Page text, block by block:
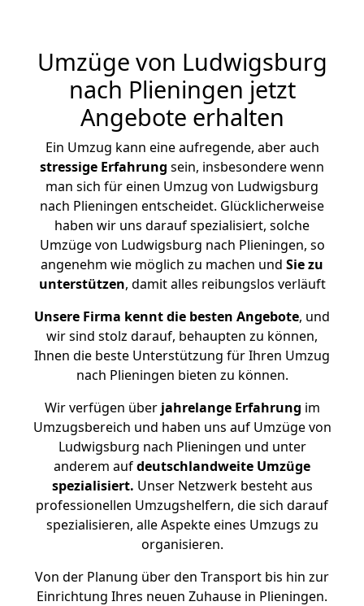
Umzüge von Ludwigsburg
nach Plieningen jetzt
Angebote erhalten
Ein Umzug kann eine aufregende, aber auch
stressige Erfahrung sein, insbesondere wenn
man sich für einen Umzug von Ludwigsburg
nach Plieningen entscheidet. Glücklicherweise
haben wir uns darauf spezialisiert, solche
Umzüge von Ludwigsburg nach Plieningen, so
angenehm wie möglich zu machen und Sie zu
unterstützen, damit alles reibungslos verläuft
Unsere Firma kennt die besten Angebote, und
wir sind stolz darauf, behaupten zu können,
Ihnen die beste Unterstützung für Ihren Umzug
nach Plieningen bieten zu können.
Wir verfügen überjahrelange Erfahrung im
Umzugsbereich und haben uns auf Umzüge von
Ludwigsburg nach Plieningen und unter
anderem aufdeutschlandweite Umzüge
spezialisiert. Unser Netzwerk besteht aus
professionellen Umzugshelfern, die sich darauf
spezialisieren, alle Aspekte eines Umzugs zu
organisieren.
Von der Planung über den Transport bis hin zur
Einrichtung Ihres neuen Zuhause in Plieningen.